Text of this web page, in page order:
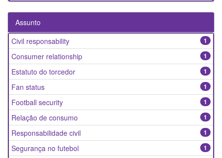
Assunto
1
Civil responsability
1
Consumer relationship
1
Estatuto do torcedor
1
Fan status
1
Football security
1
Relação de consumo
1
Responsabilidade civil
1
Segurança no futebol